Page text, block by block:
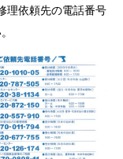
理依頼先の電話番号